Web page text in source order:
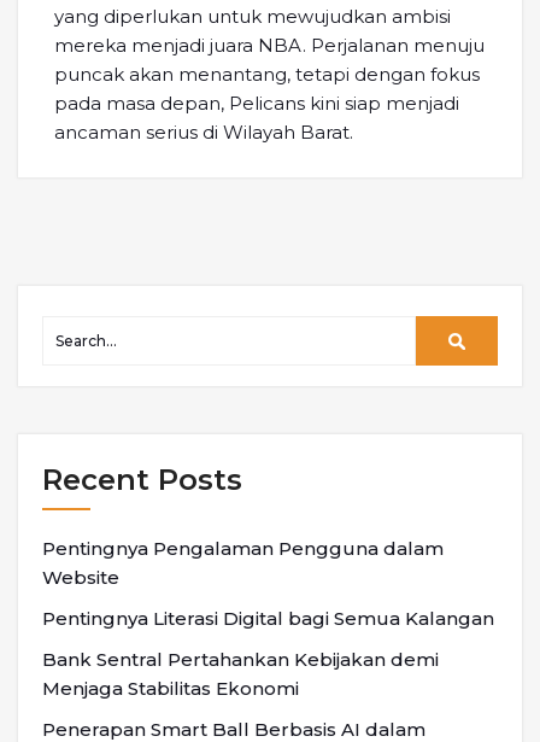
yang diperlukan untuk mewujudkan ambisi
mereka menjadi juara NBA. Perjalanan menuju
puncak akan menantang, tetapi dengan fokus
pada masa depan, Pelicans kini siap menjadi
ancaman serius di Wilayah Barat.
Recent Posts
Pentingnya Pengalaman Pengguna dalam
Website
Pentingnya Literasi Digital bagi Semua Kalangan
Bank Sentral Pertahankan Kebijakan demi
Menjaga Stabilitas Ekonomi
Penerapan Smart Ball Berbasis AI dalam